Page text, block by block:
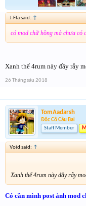
J-Fla said: ↑
có mod chữ hồng mà chưa có
Xanh thế 4rum này đầy rẫy
26 Tháng sáu 2018
TomAadarsh
Độc Cô Cầu Bại
Staff Member
Void said: ↑
Xanh thế 4rum này đầy rẫy
Có cần mình post ảnh mod